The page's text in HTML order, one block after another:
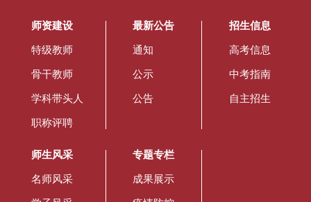
师资建设
特级教师
骨干教师
学科带头人
职称评聘
最新公告
通知
公示
公告
招生信息
高考信息
中考指南
自主招生
师生风采
名师风采
专题专栏
成果展示